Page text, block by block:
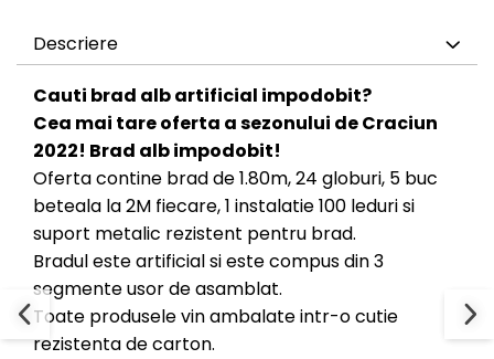
Descriere
Cauti brad alb artificial impodobit?
Cea mai tare oferta a sezonului de Craciun
2022! Brad alb impodobit!
Oferta contine brad de 1.80m, 24 globuri, 5 buc
beteala la 2M fiecare, 1 instalatie 100 leduri si
suport metalic rezistent pentru brad.
Bradul este artificial si este compus din 3
segmente usor de asamblat.
Toate produsele vin ambalate intr-o cutie
rezistenta de carton.